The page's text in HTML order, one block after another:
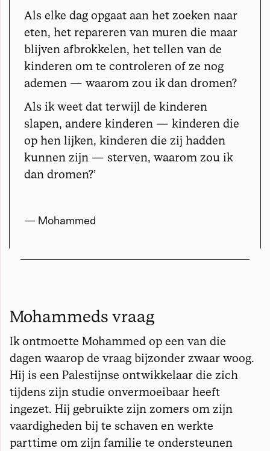
Als elke dag opgaat aan het zoeken naar
eten, het repareren van muren die maar
blijven afbrokkelen, het tellen van de
kinderen om te controleren of ze nog
ademen — waarom zou ik dan dromen?
Als ik weet dat terwijl de kinderen
slapen, andere kinderen — kinderen die
op hen lijken, kinderen die zij hadden
kunnen zijn — sterven, waarom zou ik
dan dromen?’
— Mohammed
Mohammeds vraag
Ik ontmoette Mohammed op een van die
dagen waarop de vraag bijzonder zwaar woog.
Hij is een Palestijnse ontwikkelaar die zich
tijdens zijn studie onvermoeibaar heeft
ingezet. Hij gebruikte zijn zomers om zijn
vaardigheden bij te schaven en werkte
parttime om zijn familie te ondersteunen